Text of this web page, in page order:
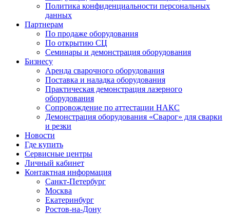
Политика конфиденциальности персональных
данных
Партнерам
По продаже оборудования
По открытию СЦ
Семинары и демонстрация оборудования
Бизнесу
Аренда сварочного оборудования
Поставка и наладка оборудования
Практическая демонстрация лазерного
оборудования
Сопровождение по аттестации НАКС
Демонстрация оборудования «Сварог» для сварки
и резки
Новости
Где купить
Сервисные центры
Личный кабинет
Контактная информация
Санкт-Петербург
Москва
Екатеринбург
Ростов-на-Дону